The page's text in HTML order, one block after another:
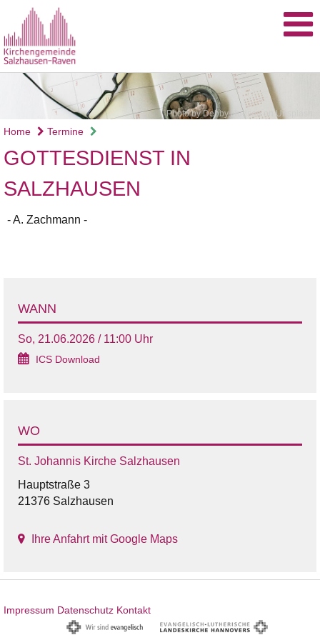
Photo by Debby Hudson on Unsplash
Home Termine
GOTTESDIENST IN
SALZHAUSEN
- A. Zachmann -
WANN
So, 21.06.2026 / 11:00 Uhr
ICS Download
WO
St. Johannis Kirche Salzhausen
Hauptstraße 3
21376 Salzhausen
Ihre Anfahrt mit Google Maps
Impressum Datenschutz Kontakt